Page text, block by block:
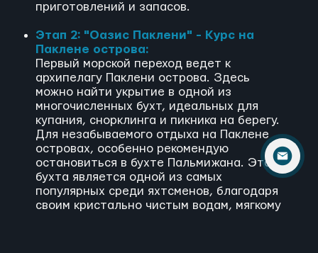
приготовлений и запасов.
Этап 2: "Оазис Паклени" - Курс на
Паклене острова:
Первый морской переход ведет к
архипелагу Паклени острова. Здесь
можно найти укрытие в одной из
многочисленных бухт, идеальных для
купания, снорклинга и пикника на берегу.
Для незабываемого отдыха на Паклене
островах, особенно рекомендую
остановиться в бухте Пальмижана. Эта
бухта является одной из самых
популярных среди яхтсменов, благодаря
своим кристально чистым водам, мягкому